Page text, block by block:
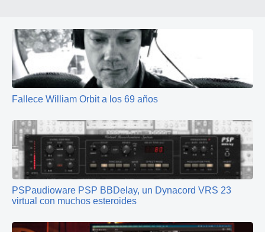
Fallece William Orbit a los 69 años
PSPaudioware PSP BBDelay, un Dynacord VRS 23
virtual con muchos esteroides